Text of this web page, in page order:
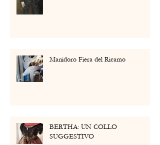
Manidoro Fiera del Ricamo
BERTHA: UN COLLO
SUGGESTIVO